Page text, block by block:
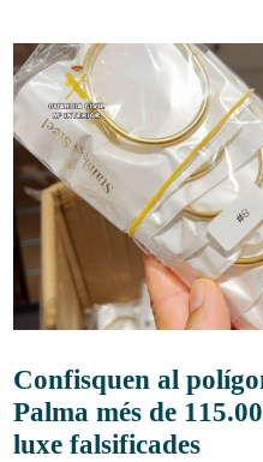
Confisquen al
Palma més de
luxe falsificades